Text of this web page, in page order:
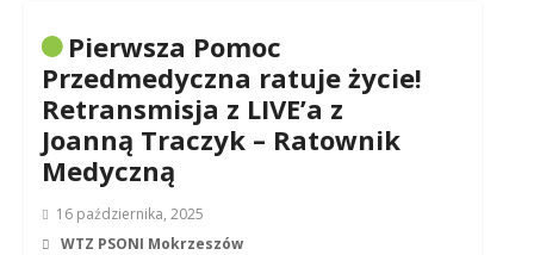
Pierwsza Pomoc
Przedmedyczna ratuje życie!
Retransmisja z LIVE’a z
Joanną Traczyk – Ratownik
Medyczną
16 października, 2025
WTZ PSONI Mokrzeszów